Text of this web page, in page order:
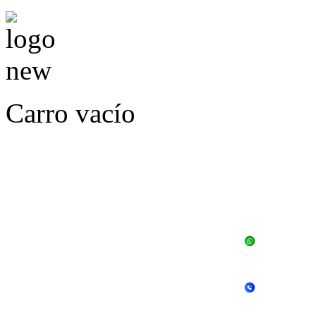
Carro vacío